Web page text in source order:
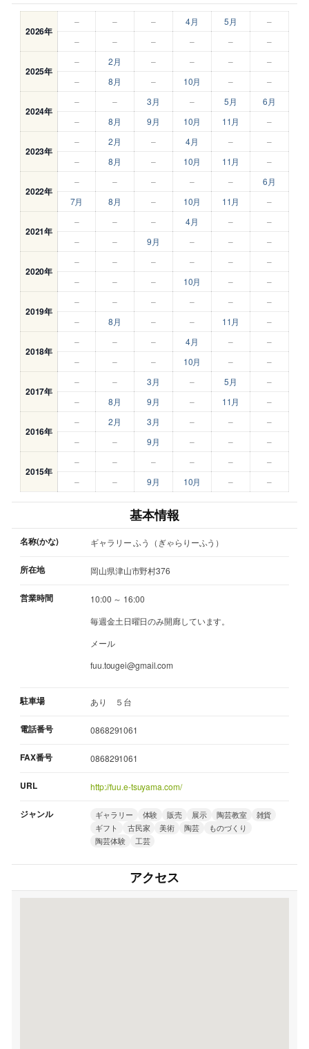
2026年
– – – 4月 5月
–
–
– – – – –
2025年
– 2月 – – –
–
–
8月 – 10月 – –
2024年
– – 3月 – 5月
6月
–
8月 9月 10月 11月 –
2023年
– 2月 – 4月 –
–
–
8月 – 10月 11月 –
2022年
– – – – –
6月
7月
8月 – 10月 11月 –
2021年
– – – 4月 –
–
–
– 9月 – – –
2020年
– – – – –
–
–
– – 10月 – –
2019年
– – – – –
–
–
8月 – – 11月 –
2018年
– – – 4月 –
–
–
– – 10月 – –
2017年
– – 3月 – 5月
–
–
8月 9月 – 11月 –
2016年
– 2月 3月 – –
–
–
– 9月 – – –
2015年
– – – – –
–
–
– 9月 10月 – –
基本情報
名称(かな) ギャラリー ふう（ぎゃらりーふう）
所在地 岡山県津山市野村376
営業時間
10:00 ～ 16:00
毎週金土日曜日のみ開廊しています。
メール
fuu.tougei@gmail.com
駐車場 あり ５台
電話番号 0868291061
FAX番号 0868291061
URL http://fuu.e-tsuyama.com/
ジャンル ギャラリー 体験 販売 展示 陶芸教室
雑貨
ギフト
古民家 美術 陶芸
ものづくり
陶芸体験
工芸
アクセス